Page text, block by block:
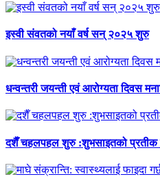
इस्वी संवतको नयाँ वर्ष सन् २०२५ शुरु
धन्वन्तरी जयन्ती एवं आरोग्यता दिवस
दशैँ चहलपहल शुरु :शुभसाइतको प्रतीक